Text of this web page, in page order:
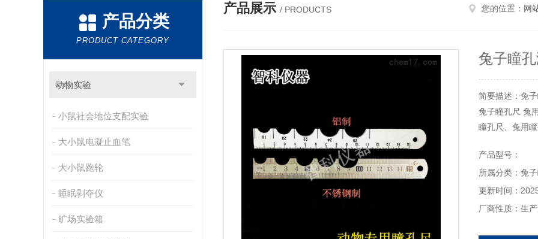
产品分类
PRODUCT CATEGORY
动物实验
小鼠社会地位支配实验
大小鼠电凝止血笔
大小鼠跑轮
睡眠剥夺仪
旷场实验箱
产品展示 / PRODUCTS 您的位置： 网
兔子瞳
简要描述：兔
兔子瞳孔尺 兔
瞳孔尺、兔用
产品型号：
所属分类：兔
更新时间：
厂商性质：生